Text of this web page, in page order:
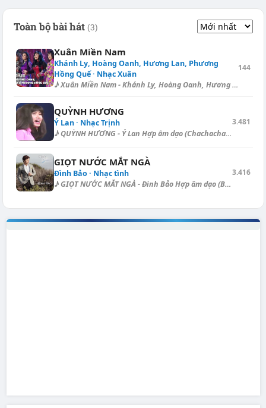
Toàn bộ bài hát (3)
Xuân Miền Nam
Khánh Ly, Hoàng Oanh, Hương Lan, Phương
Hồng Quế · Nhạc Xuân
♪ Xuân Miền Nam - Khánh Ly, Hoàng Oanh, Hương Lan & Phương Hồng Quế...
144
QUỲNH HƯƠNG
Ý Lan · Nhạc Trịnh
♪ QUỲNH HƯƠNG - Ý Lan Hợp âm dạo (Chachacha - Capo I): [C] | [C] | [G#]...
3.481
GIỌT NƯỚC MẮT NGÀ
Đình Bảo · Nhạc tình
♪ GIỌT NƯỚC MẮT NGÀ - Đình Bảo Hợp âm dạo (Boston): [C] | [Em] | [Am7] |...
3.416